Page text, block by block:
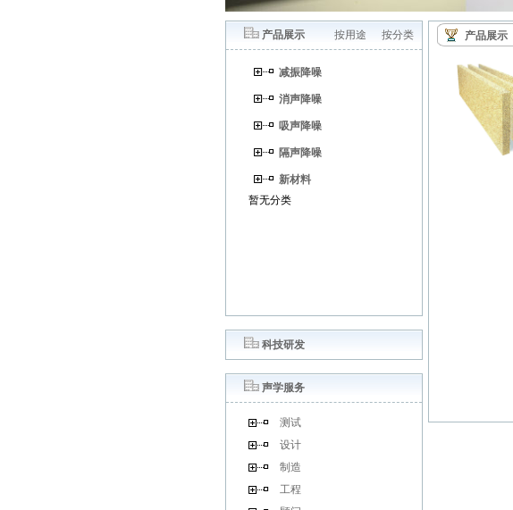
产品展示 按用途 按分类
减振降噪
消声降噪
吸声降噪
隔声降噪
新材料
暂无分类
科技研发
声学服务
测试
设计
制造
工程
产品展示